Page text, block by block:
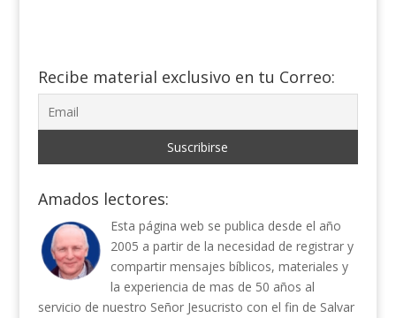
Recibe material exclusivo en tu Correo:
Amados lectores:
Esta página web se publica desde el año
2005 a partir de la necesidad de registrar y
compartir mensajes bíblicos, materiales y
la experiencia de mas de 50 años al
servicio de nuestro Señor Jesucristo con el fin de Salvar